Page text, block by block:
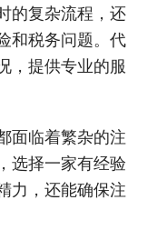
的复杂流程，还
和税务问题。代
，提供专业的服
面临着繁杂的注
选择一家有经验
力，还能确保注